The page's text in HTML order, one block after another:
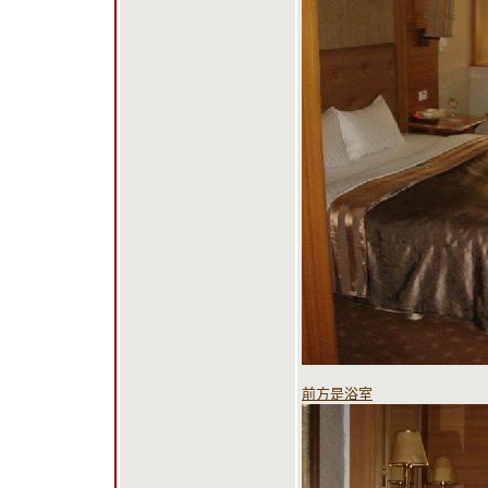
前方是浴室